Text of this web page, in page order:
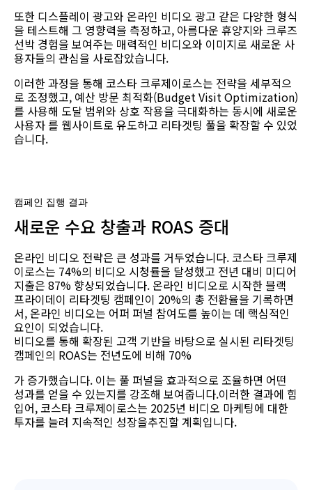
또한 디스플레이 광고와 온라인 비디오 광고 같은 다양한 형식
을 테스트해 그 영향력을 측정하고, 아름다운 휴양지와 크루즈
선박 경험을 보여주는 매력적인 비디오와 이미지로 새로운 사
용자들의 관심을 사로잡았습니다.
이러한 과정을 통해 코스타 크루제이로스는 전략을 세부적으
로 조정했고, 예산 방문 최적화(Budget Visit Optimization)
를 사용해 도달 범위와 상호 작용을 극대화하는 동시에 새로운
사용자 를 웹사이트로 유도하고 리타겟팅 풀을 확장할 수 있었
습니다.
캠페인 집행 결과
새로운 수요 창출과 ROAS 증대
온라인 비디오 전략은 큰 성과를 거두었습니다. 코스타 크루제
이로스는 74%의 비디오 시청률을 달성했고 전년 대비 미디어
지출은 87% 향상되었습니다. 온라인 비디오로 시작한 블랙
프라이데이 리타겟팅 캠페인이 20%의 총 전환율을 기록하면
서, 온라인 비디오는 어퍼 퍼널 참여도를 높이는 데 핵심적인
요인이 되었습니다.
비디오를 통해 확장된 고객 기반을 바탕으로 실시된 리타겟팅
캠페인의 ROAS는 전년도에 비해 70%
가 증가했습니다. 이는 풀 퍼널을 효과적으로 조율하면 어떤
성과를 얻을 수 있는지를 강조해 보여줍니다.이러한 결과에 힘
입어, 코스타 크루제이로스는 2025년 비디오 마케팅에 대한
투자를 늘려 지속적인 성장을추진할 계획입니다.